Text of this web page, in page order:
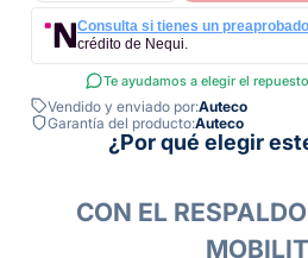
Consulta si tienes un
crédito de Nequi.
Te ayudamos a elegir el
Vendido y enviado por:Auteco
Garantía del producto:Auteco
¿Por qué elegir
CON EL